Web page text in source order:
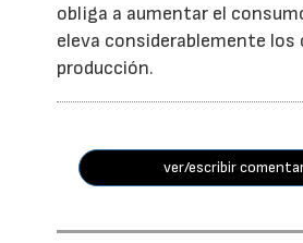
obliga a aumentar el
eleva considerablemente los
producción.
ver/escribir